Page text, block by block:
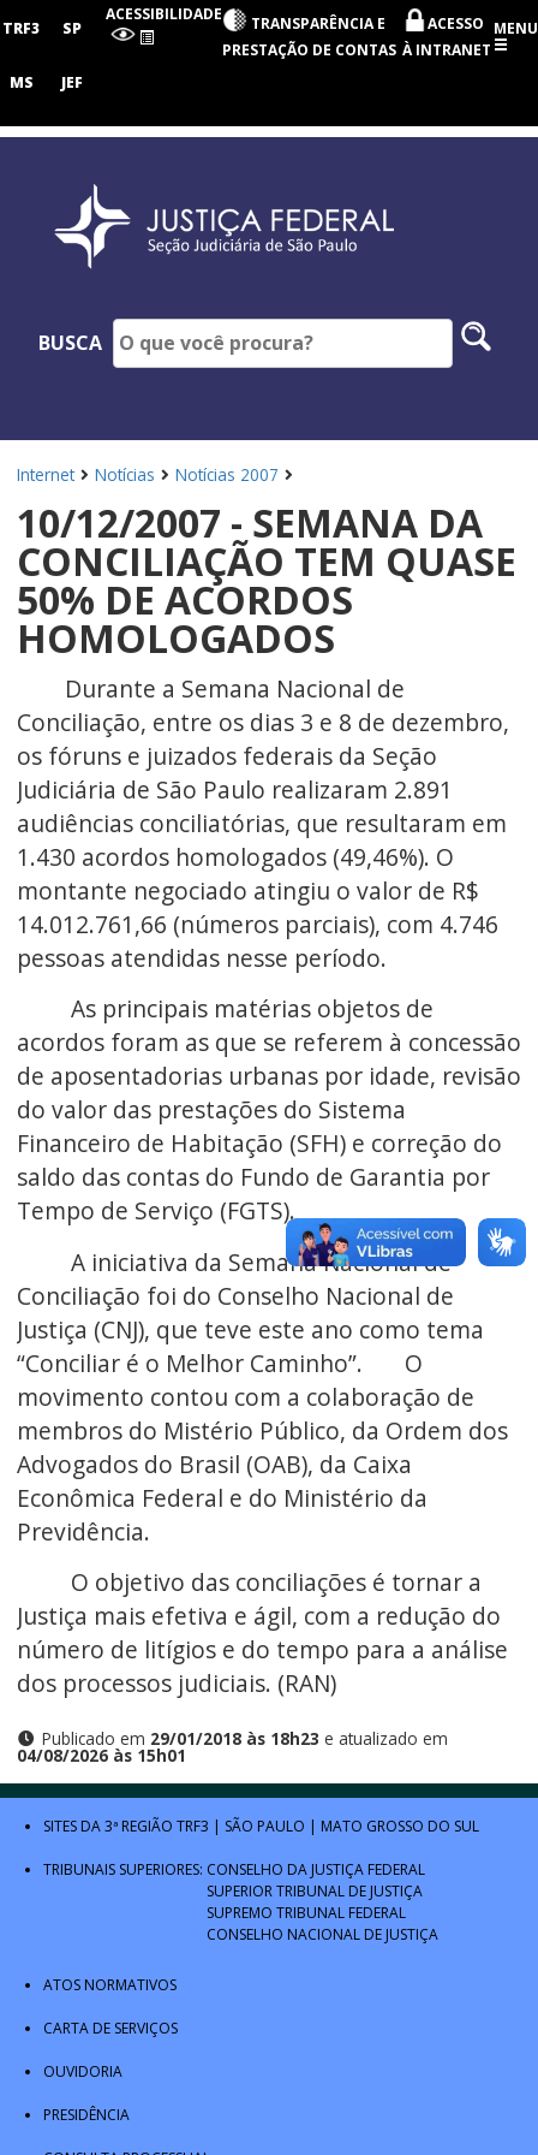
Judiciária
Paulo
TRF3 SP
MS JEF
ACESSIBILIDADE
TRANSPARÊNCIA E
PRESTAÇÃO DE CONTAS
ACESSO
À INTRANET
MENU
BUSCA
Internet Notícias Notícias 2007
10/12/2007 - SEMANA DA
CONCILIAÇÃO TEM QUASE
50% DE ACORDOS
HOMOLOGADOS
Durante a Semana Nacional de
Conciliação, entre os dias 3 e 8 de dezembro,
os fóruns e juizados federais da Seção
Judiciária de São Paulo realizaram 2.891
audiências conciliatórias, que resultaram em
1.430 acordos homologados (49,46%). O
montante negociado atingiu o valor de R$
14.012.761,66 (números parciais), com 4.746
pessoas atendidas nesse período.
As principais matérias objetos de
acordos foram as que se referem à concessão
de aposentadorias urbanas por idade, revisão
do valor das prestações do Sistema
Financeiro de Habitação (SFH) e correção do
saldo das contas do Fundo de Garantia por
Tempo de Serviço (FGTS).
A iniciativa da Semana Nacional de
Conciliação foi do Conselho Nacional de
Justiça (CNJ), que teve este ano como tema
“Conciliar é o Melhor Caminho”. O
movimento contou com a colaboração de
membros do Mistério Público, da Ordem dos
Advogados do Brasil (OAB), da Caixa
Econômica Federal e do Ministério da
Previdência.
O objetivo das conciliações é tornar a
Justiça mais efetiva e ágil, com a redução do
número de litígios e do tempo para a análise
dos processos judiciais. (RAN)
Publicado em 29/01/2018 às 18h23 e atualizado em
04/08/2026 às 15h01
SITES DA 3ª REGIÃO TRF3 | SÃO PAULO | MATO GROSSO DO SUL
TRIBUNAIS SUPERIORES: CONSELHO DA JUSTIÇA FEDERAL
SUPERIOR TRIBUNAL DE JUSTIÇA
SUPREMO TRIBUNAL FEDERAL
CONSELHO NACIONAL DE JUSTIÇA
ATOS NORMATIVOS
CARTA DE SERVIÇOS
OUVIDORIA
PRESIDÊNCIA